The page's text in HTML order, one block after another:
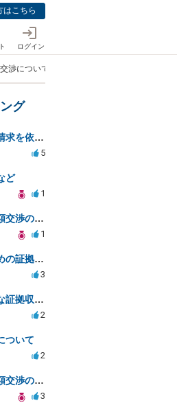
はこちら
ログイン
渉について」
グ
弁護士に浮気相手への慰謝料請求を依頼する費用相場は？
5
ど
1
不倫の慰謝料請求に対する減額交渉の可能性と対策
1
浮気相手への慰謝料請求のための証拠集めと探偵選び
3
不貞行為に対する離婚に有利な証拠収集方法と法的手続きについて
2
ついて
2
不倫による慰謝料の相場と減額交渉の可能性について
3